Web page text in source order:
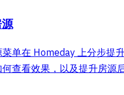
单在 Homeday 上分步提
查看效果，以及提升房源